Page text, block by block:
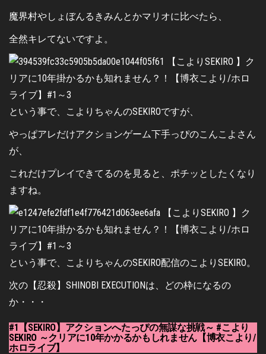
魔界村やしょぼんるきみんとかマリオに比べたら、
全然キレてないですよ。
という事で、こよりちゃんのSEKIROですが、
やっぱアレだけアクションゲーム下手っぴのこんこよさん
が、
これだけプレイできてるのを見ると、ポチッとしたくなり
ますね。
という事で、こよりちゃんのSEKIRO配信のこよりSEKIRO。
次の【忍殺】SHINOBI EXECUTIONは、どの枠になるの
か・・・
#1【SEKIRO】アクションへたっぴの無謀な挑戦～ #こより
SEKIRO ～クリアに10年かかるかもしれません【博衣こより/
ホロライブ】